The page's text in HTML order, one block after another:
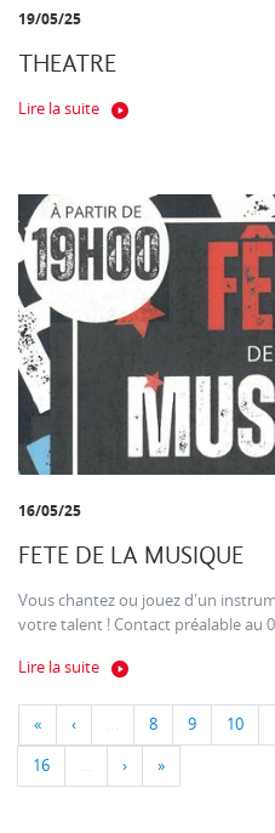
19/05/25
THEATRE
Lire la suite
16/05/25
FETE DE LA MUSIQUE
Vous chantez ou jouez d'un
votre talent ! Contact préalable au
Lire la suite
« ‹ … 8 9 10
16 … › »